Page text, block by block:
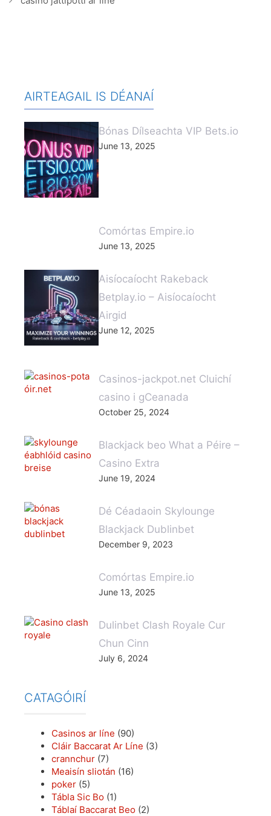
AIRTEAGAIL IS DÉANAÍ
Bónas Dílseachta VIP Bets.io
June 13, 2025
Comórtas Empire.io
June 13, 2025
Aisíocaíocht Rakeback
Betplay.io – Aisíocaíocht
Airgid
June 12, 2025
Casinos-jackpot.net Cluichí
casino i gCeanada
October 25, 2024
Blackjack beo What a Péire –
Casino Extra
June 19, 2024
Dé Céadaoin Skylounge
Blackjack Dublinbet
December 9, 2023
Comórtas Empire.io
June 13, 2025
Dulinbet Clash Royale Cur
Chun Cinn
July 6, 2024
CATAGÓIRÍ
Casinos ar líne (90)
Cláir Baccarat Ar Líne (3)
crannchur (7)
Meaisín sliotán (16)
poker (5)
Tábla Sic Bo (1)
Táblaí Baccarat Beo (2)